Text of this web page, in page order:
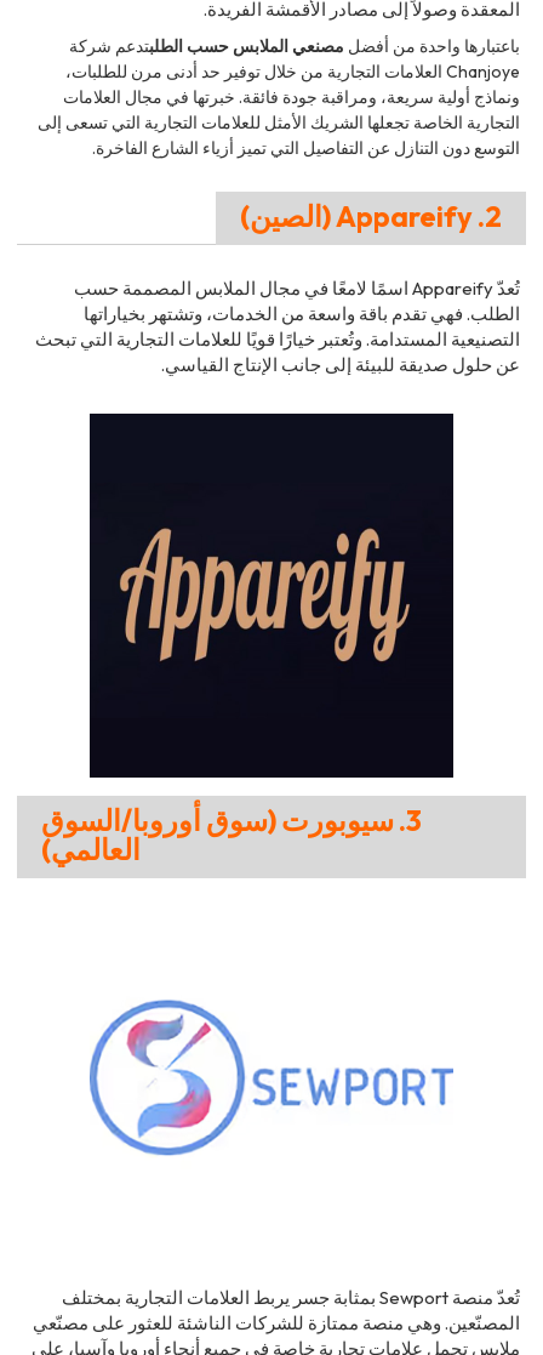
المعقدة وصولاً إلى مصادر الأقمشة الفريدة.
باعتبارها واحدة من أفضل مصنعي الملابس حسب الطلبتدعم شركة
Chanjoye العلامات التجارية من خلال توفير حد أدنى مرن للطلبات،
ونماذج أولية سريعة، ومراقبة جودة فائقة. خبرتها في مجال العلامات
التجارية الخاصة تجعلها الشريك الأمثل للعلامات التجارية التي تسعى إلى
التوسع دون التنازل عن التفاصيل التي تميز أزياء الشارع الفاخرة.
2. Appareify (الصين)
تُعدّ Appareify اسمًا لامعًا في مجال الملابس المصممة حسب
الطلب. فهي تقدم باقة واسعة من الخدمات، وتشتهر بخياراتها
التصنيعية المستدامة. وتُعتبر خيارًا قويًا للعلامات التجارية التي تبحث
عن حلول صديقة للبيئة إلى جانب الإنتاج القياسي.
3. سيوبورت (سوق أوروبا/السوق
العالمي)
تُعدّ منصة Sewport بمثابة جسر يربط العلامات التجارية بمختلف
المصنّعين. وهي منصة ممتازة للشركات الناشئة للعثور على مصنّعي
ملابس تحمل علامات تجارية خاصة في جميع أنحاء أوروبا وآسيا، على